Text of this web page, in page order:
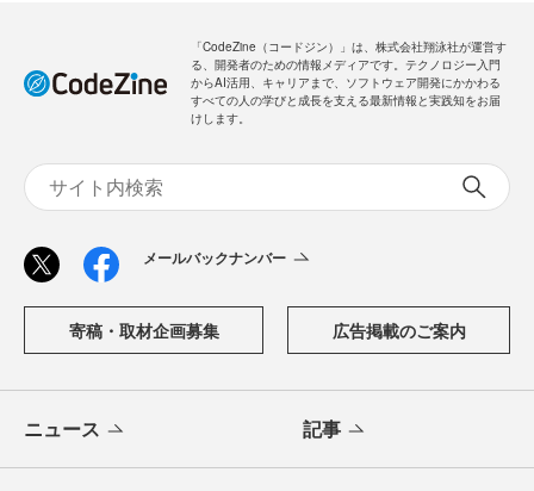
「CodeZine（コードジン）」は、株式会社翔泳社が運営す
る、開発者のための情報メディアです。テクノロジー入門
からAI活用、キャリアまで、ソフトウェア開発にかかわる
すべての人の学びと成長を支える最新情報と実践知をお届
けします。
メールバックナンバー
寄稿・取材企画募集 広告掲載のご案内
ニュース 記事